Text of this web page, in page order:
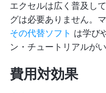
エクセルは広く普及し
グは必要ありません。
その代替ソフト は学び
ン・チュートリアルが
費用対効果